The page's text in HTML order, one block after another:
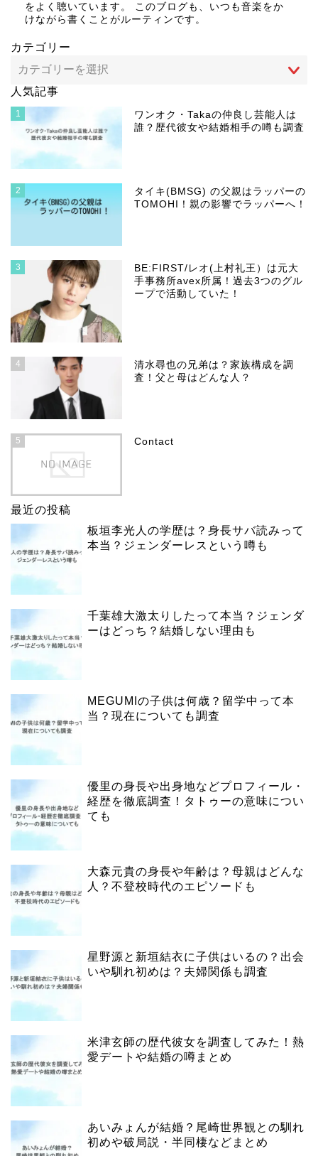
をよく聴いています。 このブログも、いつも音楽をか
けながら書くことがルーティンです。
カテゴリー
人気記事
1
ワンオク・Takaの仲良し芸能人は
誰？歴代彼女や結婚相手の噂も調査
2
タイキ(BMSG) の父親はラッパーの
TOMOHI！親の影響でラッパーへ！
3
BE:FIRST/レオ(上村礼王）は元大
手事務所avex所属！過去3つのグル
ープで活動していた！
4
清水尋也の兄弟は？家族構成を調
査！父と母はどんな人？
5 Contact
最近の投稿
板垣李光人の学歴は？身長サバ読みって
本当？ジェンダーレスという噂も
千葉雄大激太りしたって本当？ジェンダ
ーはどっち？結婚しない理由も
MEGUMIの子供は何歳？留学中って本
当？現在についても調査
優里の身長や出身地などプロフィール・
経歴を徹底調査！タトゥーの意味につい
ても
大森元貴の身長や年齢は？母親はどんな
人？不登校時代のエピソードも
星野源と新垣結衣に子供はいるの？出会
いや馴れ初めは？夫婦関係も調査
米津玄師の歴代彼女を調査してみた！熱
愛デートや結婚の噂まとめ
あいみょんが結婚？尾崎世界観との馴れ
初めや破局説・半同棲などまとめ